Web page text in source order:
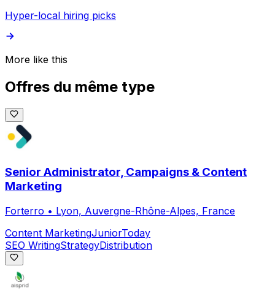
Hyper-local hiring picks
More like this
Offres du même type
Senior Administrator, Campaigns & Content
Marketing
Forterro • Lyon, Auvergne-Rhône-Alpes, France
Content MarketingJuniorToday
SEO WritingStrategyDistribution